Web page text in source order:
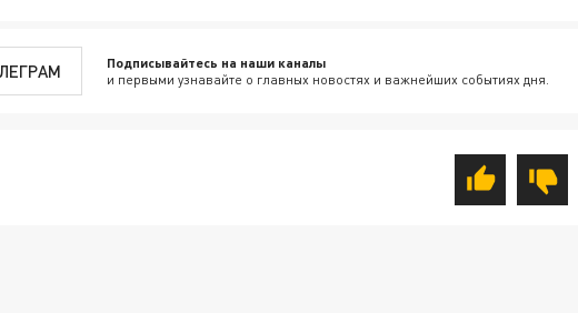
Подписывайтесь на наши каналы
и первыми узнавайте о главных новостях и важнейших событиях дня.